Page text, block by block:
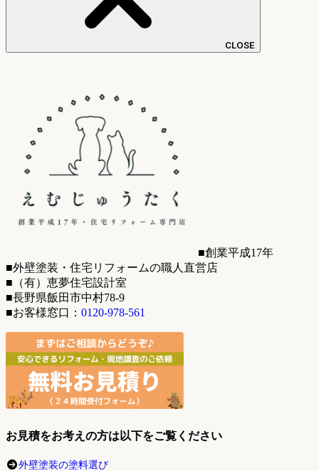
CLOSE
■創業平成17年
■外壁塗装・住宅リフォームの職人直営店
■（有）恵夢住宅設計室
■長野県飯田市中村78-9
■お客様窓口： 0120-978-561
お見積をお考えの方は以下をご覧ください
外壁塗装の塗料選び